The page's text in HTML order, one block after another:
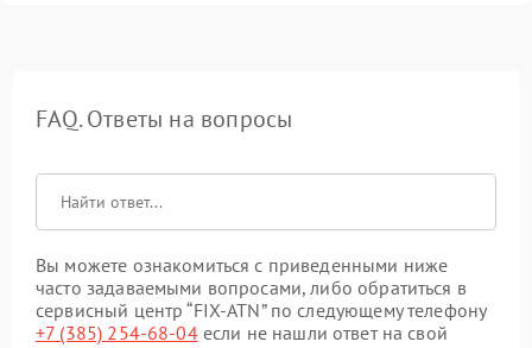
FAQ. Ответы на вопросы
Вы можете ознакомиться с приведенными ниже
часто задаваемыми вопросами, либо обратиться в
сервисный центр “FIX-ATN” по следующему телефону
+7 (385) 254-68-04если не нашли ответ на свой